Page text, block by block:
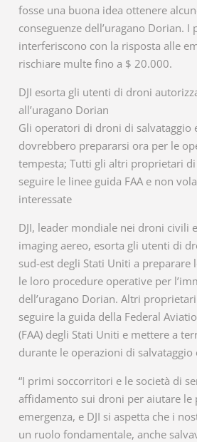
fosse una buona idea ottenere
conseguenze dell’uragano Dorian.
interferiscono con la risposta alle
rischiare multe fino a $ 20.000.
DJI esorta gli utenti di droni
all’uragano Dorian
Gli operatori di droni di salvataggio
dovrebbero prepararsi ora per le
tempesta; Tutti gli altri proprietari
seguire le linee guida FAA e non
interessate
DJI, leader mondiale nei droni civili
imaging aereo, esorta gli utenti di
sud-est degli Stati Uniti a preparare
le loro procedure operative per
dell’uragano Dorian. Altri
seguire la guida della Federal
(FAA) degli Stati Uniti e mettere a
durante le operazioni di salvataggio
“I primi soccorritori e le società di
affidamento sui droni per aiutare le
emergenza, e DJI si aspetta che i
un ruolo fondamentale, anche